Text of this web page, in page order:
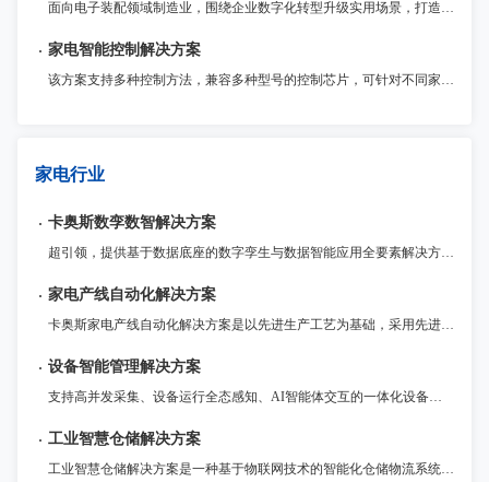
面向电子装配领域制造业，围绕企业数字化转型升级实用场景，打造统一管理MOM运营平台，以模块化提供包括生产（MES）、质量（QMS）、仓储（WMS）、设备物联（IOT）、电子工艺（ESOP）、现场问题管理（Andon）等制造领域各业务支撑系统，为企业提供一体化运营管理整套系统解决方案。
家电智能控制解决方案
该方案支持多种控制方法，兼容多种型号的控制芯片，可针对不同家电应用场景进行优化和定制。此外，该解决方案还提供了诸多安全保护功能和稳定性保障，确保产品的高质量和可靠性
家电行业
卡奥斯数孪数智解决方案
超引领，提供基于数据底座的数字孪生与数据智能应用全要素解决方案 ，帮助企业客户统一数据标准、建设数据基座；实现工厂1:1数字重构与仿真优化，并运用AI大模型驱动数据智能应用，优化生产决策，实现从经验管理到智能驱动的转型升级。
家电产线自动化解决方案
卡奥斯家电产线自动化解决方案是以先进生产工艺为基础，采用先进的激光焊接技术，提供具有自我诊断与调整的智能生产系统，实现多规格产品的兼容性生产、自动化和高节拍快速生产。聚焦冲压、注塑、钣金成型、激光焊接、机器人应用等，拥有30多年家电自动化产线经验，多条全自动家电产线已经稳定运行超过10年。
设备智能管理解决方案
支持高并发采集、设备运行全态感知、AI智能体交互的一体化设备智能管理平台，提供资产管理、状态监控、维修保养、远程运维、节能降耗等全场景服务。
工业智慧仓储解决方案
工业智慧仓储解决方案是一种基于物联网技术的智能化仓储物流系统。通过传感器、RFID等技术手段，对物品进行实时监控与管理，再通过智能化的算法，优化仓储储运作流程，提高运营效率和精度。该解决方案适用于各种仓储物流领域，例如零售、电商等行业。